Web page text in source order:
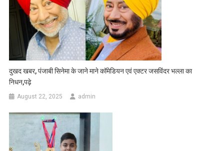
दुखद खबर, पंजाबी सिनेमा के जाने माने कॉमेडियन एवं एक्टर जसविंदर भल्ला का
निधन,पढ़े
August 22, 2025 admin